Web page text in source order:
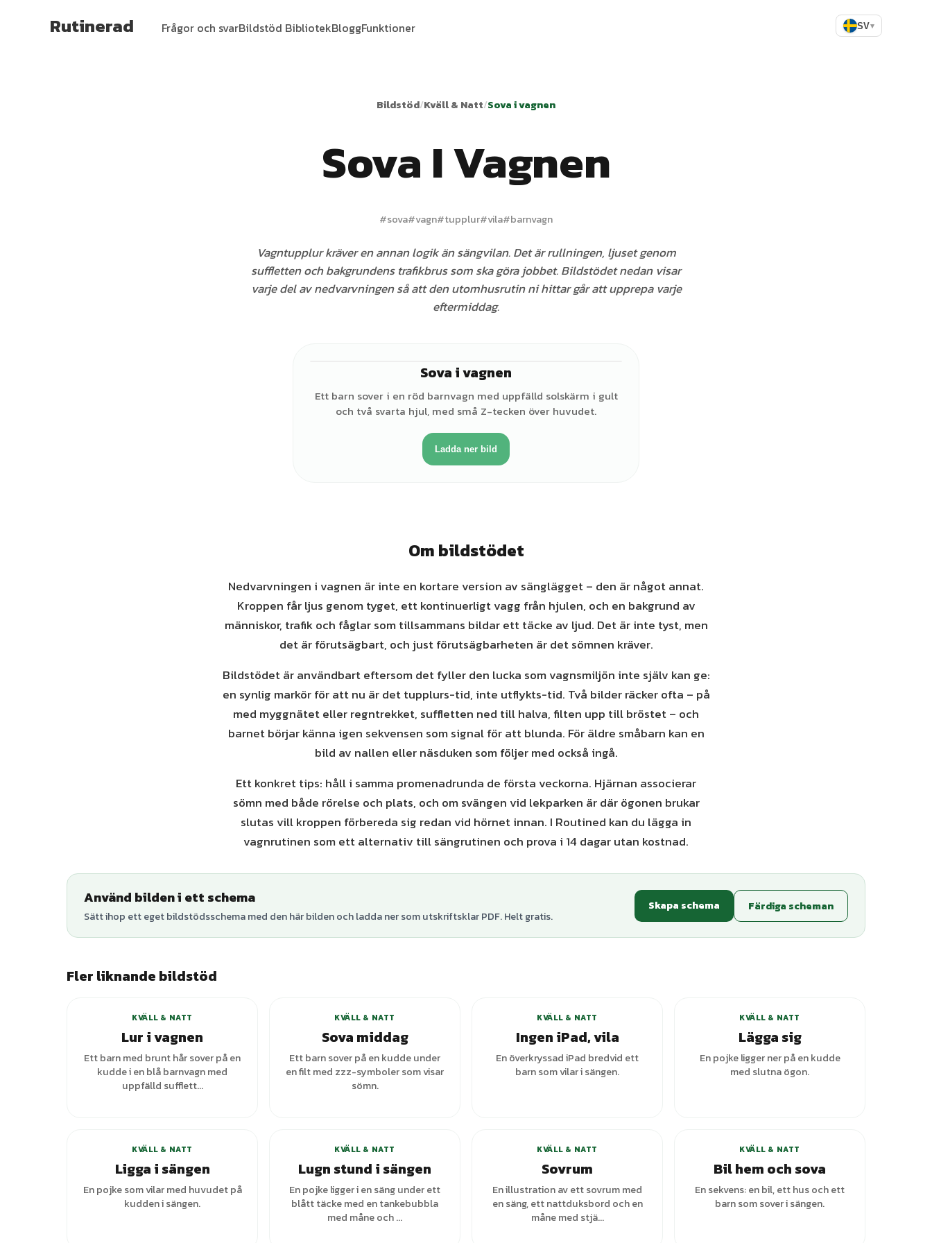
Rutinerad Frågor och svarBildstöd BibliotekBloggFunktioner SV▾
Bildstöd/Kväll & Natt/Sova i vagnen
Sova I Vagnen
#sova#vagn#tupplur#vila#barnvagn
Vagntupplur kräver en annan logik än sängvilan. Det är rullningen, ljuset genom
suffletten och bakgrundens trafikbrus som ska göra jobbet. Bildstödet nedan visar
varje del av nedvarvningen så att den utomhusrutin ni hittar går att upprepa varje
eftermiddag.
Sova i vagnen
Ett barn sover i en röd barnvagn med uppfälld solskärm i gult
och två svarta hjul, med små Z-tecken över huvudet.
Ladda ner bild
Om bildstödet
Nedvarvningen i vagnen är inte en kortare version av sänglägget – den är något annat.
Kroppen får ljus genom tyget, ett kontinuerligt vagg från hjulen, och en bakgrund av
människor, trafik och fåglar som tillsammans bildar ett täcke av ljud. Det är inte tyst, men
det är förutsägbart, och just förutsägbarheten är det sömnen kräver.
Bildstödet är användbart eftersom det fyller den lucka som vagnsmiljön inte själv kan ge:
en synlig markör för att nu är det tupplurs-tid, inte utflykts-tid. Två bilder räcker ofta – på
med myggnätet eller regntrekket, suffletten ned till halva, filten upp till bröstet – och
barnet börjar känna igen sekvensen som signal för att blunda. För äldre småbarn kan en
bild av nallen eller näsduken som följer med också ingå.
Ett konkret tips: håll i samma promenadrunda de första veckorna. Hjärnan associerar
sömn med både rörelse och plats, och om svängen vid lekparken är där ögonen brukar
slutas vill kroppen förbereda sig redan vid hörnet innan. I Routined kan du lägga in
vagnrutinen som ett alternativ till sängrutinen och prova i 14 dagar utan kostnad.
Använd bilden i ett schema
Sätt ihop ett eget bildstödsschema med den här bilden och ladda ner som utskriftsklar PDF. Helt gratis.
Skapa schema Färdiga scheman
Fler liknande bildstöd
KVÄLL & NATT
Lur i vagnen
Ett barn med brunt hår sover på en
kudde i en blå barnvagn med
uppfälld sufflett...
KVÄLL & NATT
Sova middag
Ett barn sover på en kudde under
en filt med zzz-symboler som visar
sömn.
KVÄLL & NATT
Ingen iPad, vila
En överkryssad iPad bredvid ett
barn som vilar i sängen.
KVÄLL & NATT
Lägga sig
En pojke ligger ner på en kudde
med slutna ögon.
KVÄLL & NATT
Ligga i sängen
En pojke som vilar med huvudet på
kudden i sängen.
KVÄLL & NATT
Lugn stund i sängen
En pojke ligger i en säng under ett
blått täcke med en tankebubbla
med måne och ...
KVÄLL & NATT
Sovrum
En illustration av ett sovrum med
en säng, ett nattduksbord och en
måne med stjä...
KVÄLL & NATT
Bil hem och sova
En sekvens: en bil, ett hus och ett
barn som sover i sängen.